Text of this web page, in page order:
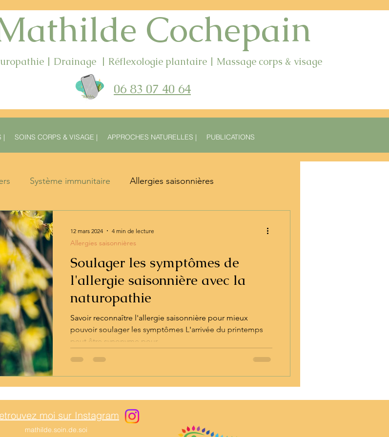
Cochepain
| Drainage | Réflexologie plantaire | Massage corps & visage
06 83 07 40 64
| SOINS CORPS & VISAGE | APPROCHES NATURELLES | PUBLICATIONS
Système immunitaire Allergies saisonnières
Soulager les symptômes de
l'allergie saisonnière avec la
naturopathie
Savoir reconnaître l'allergie saisonnière pour mieux
pouvoir soulager les symptômes L'arrivée du printemps
peut être synonyme pour...
Allergies saisonnières
12 mars 2024 4 min de lecture
moi sur Instagram
mathilde.soin.de.soi